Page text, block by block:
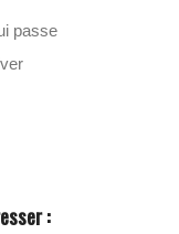
passe
: